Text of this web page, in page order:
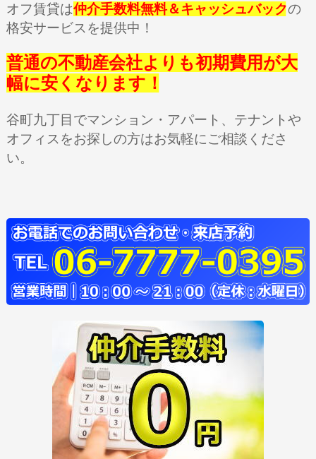
オフ賃貸は仲介手数料無料＆キャッシュバックの
格安サービスを提供中！
普通の不動産会社よりも初期費用が大
幅に安くなります！
谷町九丁目でマンション・アパート、テナントや
オフィスをお探しの方はお気軽にご相談くださ
い。